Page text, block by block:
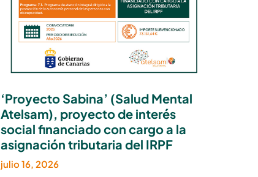
‘Proyecto Sabina’ (Salud Mental
Atelsam), proyecto de interés
social financiado con cargo a la
asignación tributaria del IRPF
julio 16, 2026